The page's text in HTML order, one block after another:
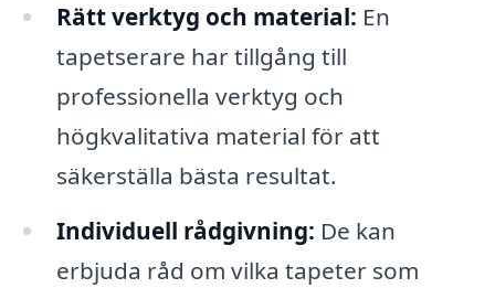
Rätt verktyg och material: En
tapetserare har tillgång till
professionella verktyg och
högkvalitativa material för att
säkerställa bästa resultat.
Individuell rådgivning: De kan
erbjuda råd om vilka tapeter som